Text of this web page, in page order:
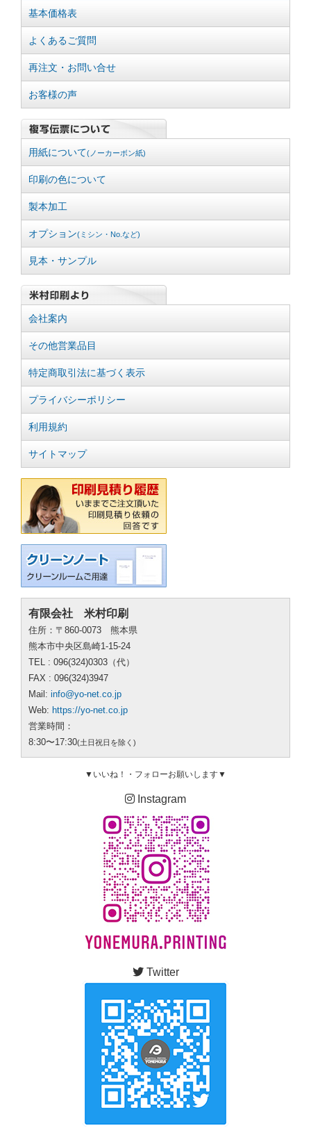
基本価格表
よくあるご質問
再注文・お問い合せ
お客様の声
用紙について(ノーカーボン紙)
印刷の色について
製本加工
オプション(ミシン・No.など)
見本・サンプル
会社案内
その他営業品目
特定商取引法に基づく表示
プライバシーポリシー
利用規約
サイトマップ
有限会社 米村印刷
住所：〒860-0073 熊本県
熊本市中央区島崎1-15-24
TEL : 096(324)0303（代）
FAX : 096(324)3947
Mail: info@yo-net.co.jp
Web: https://yo-net.co.jp
営業時間：
8:30〜17:30(土日祝日を除く)
▼いいね！・フォローお願いします▼
Instagram
Twitter